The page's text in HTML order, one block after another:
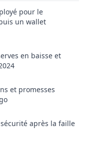
et impact
pour le
un wallet
en baisse et
et promesses
après la faille